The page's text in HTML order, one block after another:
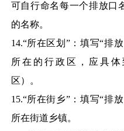
可自行命名每一个排放口
的名称。
14.“所在区划”：填写“排
所在的行政区，应具体
区）。
15.“所在街乡”：填写“排
所在街道乡镇。